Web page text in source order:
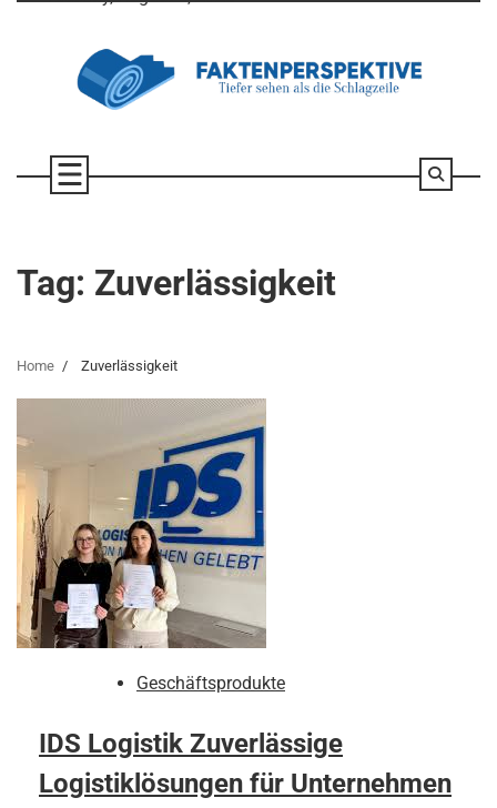
Tag: Zuverlässigkeit
Home Zuverlässigkeit
Geschäftsprodukte
IDS Logistik Zuverlässige
Logistiklösungen für Unternehmen